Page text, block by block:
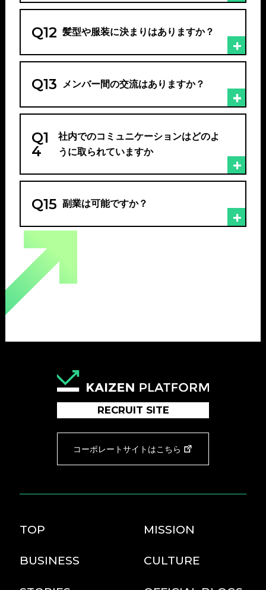
Q12 髪型や服装に決まりはありますか？
Q13 メンバー間の交流はありますか？
Q1
4
社内でのコミュニケーションはどのよ
うに取られていますか
Q15 副業は可能ですか？
RECRUIT SITE
コーポレートサイトはこちら
TOP MISSION
BUSINESS CULTURE